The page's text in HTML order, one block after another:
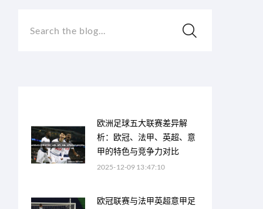
Search the blog...
欧洲足球五大联赛差异解
析：欧冠、法甲、英超、意
甲的特色与竞争力对比
2025-12-09 13:47:10
欧冠联赛与法甲英超意甲足